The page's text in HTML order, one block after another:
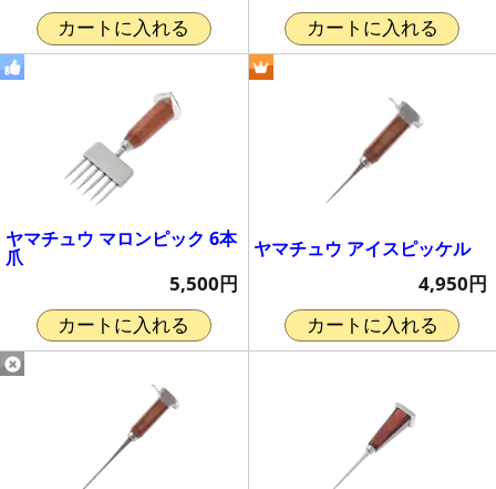
カートに入れる カートに入れる
ヤマチュウ マロンピック 6本
爪
5,500円
カートに入れる
ヤマチュウ アイスピッケル
4,950円
カートに入れる